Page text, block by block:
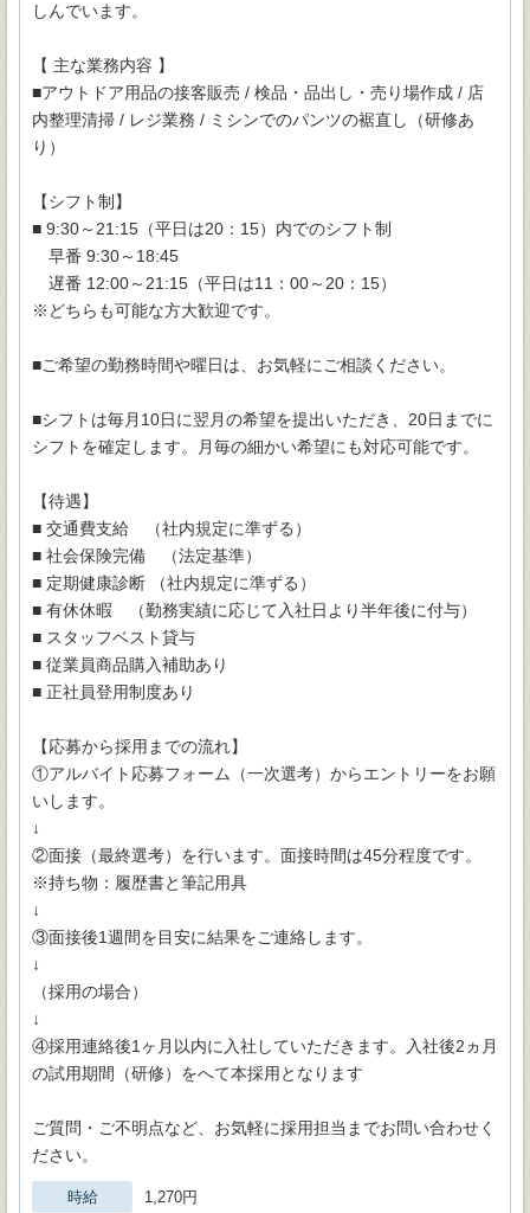
しんでいます。
【 主な業務内容 】
■アウトドア用品の接客販売 / 検品・品出し・売り場作成 / 店
内整理清掃 / レジ業務 / ミシンでのパンツの裾直し（研修あ
り）
【シフト制】
■ 9:30～21:15（平日は20：15）内でのシフト制
早番 9:30～18:45
遅番 12:00～21:15（平日は11：00～20：15）
※どちらも可能な方大歓迎です。
■ご希望の勤務時間や曜日は、お気軽にご相談ください。
■シフトは毎月10日に翌月の希望を提出いただき、20日までに
シフトを確定します。月毎の細かい希望にも対応可能です。
【待遇】
■ 交通費支給 （社内規定に準ずる）
■ 社会保険完備 （法定基準）
■ 定期健康診断 （社内規定に準ずる）
■ 有休休暇 （勤務実績に応じて入社日より半年後に付与）
■ スタッフベスト貸与
■ 従業員商品購入補助あり
■ 正社員登用制度あり
【応募から採用までの流れ】
①アルバイト応募フォーム（一次選考）からエントリーをお願
いします。
↓
②面接（最終選考）を行います。面接時間は45分程度です。
※持ち物：履歴書と筆記用具
↓
③面接後1週間を目安に結果をご連絡します。
↓
（採用の場合）
↓
④採用連絡後1ヶ月以内に入社していただきます。入社後2ヵ月
の試用期間（研修）をへて本採用となります
ご質問・ご不明点など、お気軽に採用担当までお問い合わせく
ださい。
時給 1,270円